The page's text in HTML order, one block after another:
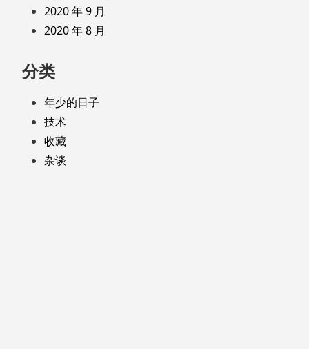
2020 年 9 月
2020 年 8 月
分类
年少的日子
技术
收藏
杂谈